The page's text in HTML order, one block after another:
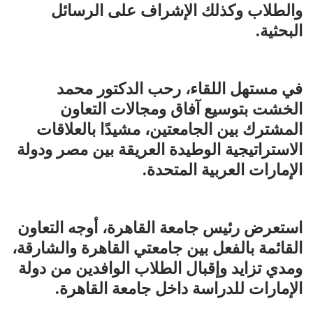
والطلاب وكذلك الإشراف على الرسائل
البحثية.
في مستهل اللقاء، رحب الدكتور محمد
الخشت بتوسيع آفاق ومجالات التعاون
المشترك بين الجامعتين، مشيدًا بالعلاقات
الاستراتيجية الوطيدة العريقة بين مصر ودولة
الإمارات العربية المتحدة.
استعرض رئيس جامعة القاهرة، أوجه التعاون
القائمة بالفعل بين جامعتي القاهرة والشارقة،
ومدي تزايد وإقبال الطلاب الوافدين من دولة
الإمارات للدراسة داخل جامعة القاهرة.